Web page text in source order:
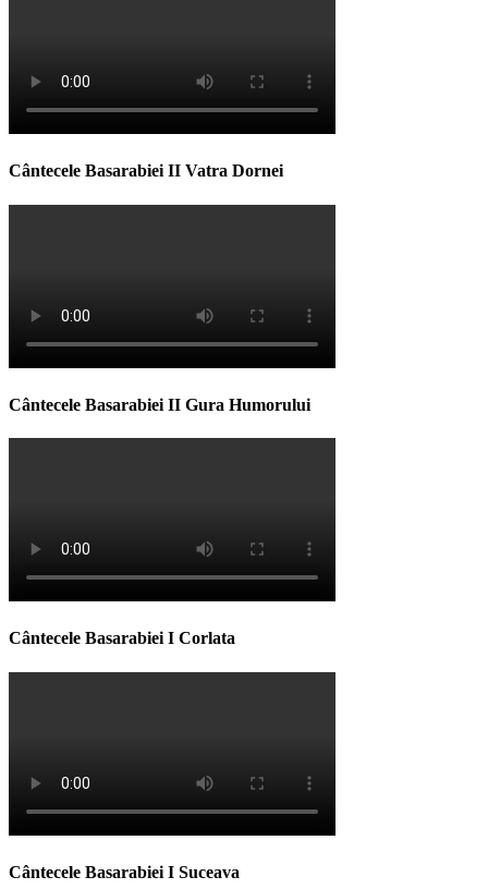
Cântecele Basarabiei II Vatra Dornei
Cântecele Basarabiei II Gura Humorului
Cântecele Basarabiei I Corlata
Cântecele Basarabiei I Suceava